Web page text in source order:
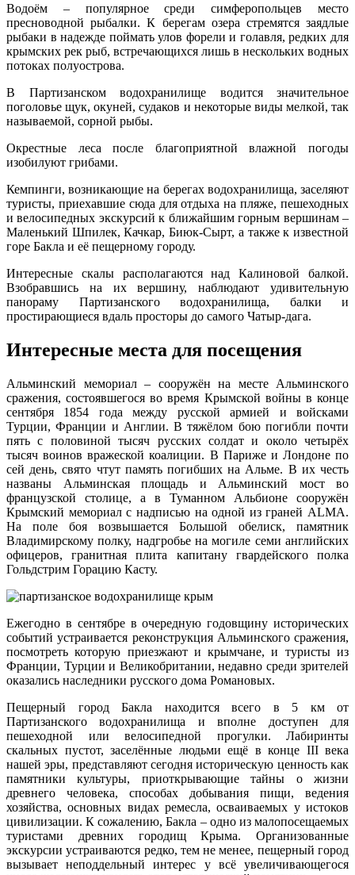
Водоём – популярное среди симферопольцев место
пресноводной рыбалки. К берегам озера стремятся заядлые
рыбаки в надежде поймать улов форели и голавля, редких для
крымских рек рыб, встречающихся лишь в нескольких водных
потоках полуострова.
В Партизанском водохранилище водится значительное
поголовье щук, окуней, судаков и некоторые виды мелкой, так
называемой, сорной рыбы.
Окрестные леса после благоприятной влажной погоды
изобилуют грибами.
Кемпинги, возникающие на берегах водохранилища, заселяют
туристы, приехавшие сюда для отдыха на пляже, пешеходных
и велосипедных экскурсий к ближайшим горным вершинам –
Маленький Шпилек, Качкар, Биюк-Сырт, а также к известной
горе Бакла и её пещерному городу.
Интересные скалы располагаются над Калиновой балкой.
Взобравшись на их вершину, наблюдают удивительную
панораму Партизанского водохранилища, балки и
простирающиеся вдаль просторы до самого Чатыр-дага.
Интересные места для посещения
Альминский мемориал – сооружён на месте Альминского
сражения, состоявшегося во время Крымской войны в конце
сентября 1854 года между русской армией и войсками
Турции, Франции и Англии. В тяжёлом бою погибли почти
пять с половиной тысяч русских солдат и около четырёх
тысяч воинов вражеской коалиции. В Париже и Лондоне по
сей день, свято чтут память погибших на Альме. В их честь
названы Альминская площадь и Альминский мост во
французской столице, а в Туманном Альбионе сооружён
Крымский мемориал с надписью на одной из граней ALMA.
На поле боя возвышается Большой обелиск, памятник
Владимирскому полку, надгробье на могиле семи английских
офицеров, гранитная плита капитану гвардейского полка
Гольдстрим Горацию Касту.
Ежегодно в сентябре в очередную годовщину исторических
событий устраивается реконструкция Альминского сражения,
посмотреть которую приезжают и крымчане, и туристы из
Франции, Турции и Великобритании, недавно среди зрителей
оказались наследники русского дома Романовых.
Пещерный город Бакла находится всего в 5 км от
Партизанского водохранилища и вполне доступен для
пешеходной или велосипедной прогулки. Лабиринты
скальных пустот, заселённые людьми ещё в конце III века
нашей эры, представляют сегодня историческую ценность как
памятники культуры, приоткрывающие тайны о жизни
древнего человека, способах добывания пищи, ведения
хозяйства, основных видах ремесла, осваиваемых у истоков
цивилизации. К сожалению, Бакла – одно из малопосещаемых
туристами древних городищ Крыма. Организованные
экскурсии устраиваются редко, тем не менее, пещерный город
вызывает неподдельный интерес у всё увеличивающегося